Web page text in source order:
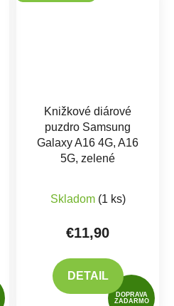
DOPRAVA
ZADARMO
Knižkové diárové
puzdro Samsung
Galaxy A16 4G, A16
5G, zelené
Skladom (1 ks)
€11,90
DETAIL